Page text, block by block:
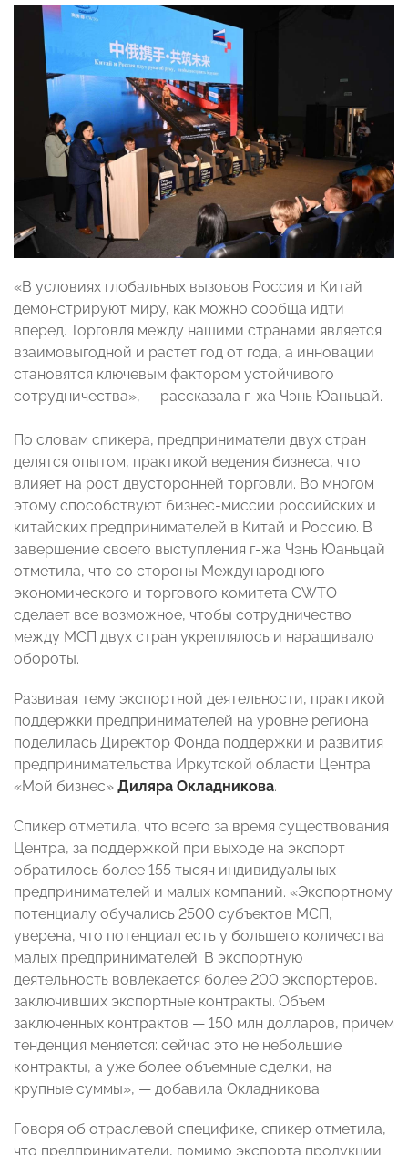
«В условиях глобальных вызовов Россия и Китай
демонстрируют миру, как можно сообща идти
вперед. Торговля между нашими странами является
взаимовыгодной и растет год от года, а инновации
становятся ключевым фактором устойчивого
сотрудничества», — рассказала г-жа Чэнь Юаньцай.
По словам спикера, предприниматели двух стран
делятся опытом, практикой ведения бизнеса, что
влияет на рост двусторонней торговли. Во многом
этому способствуют бизнес-миссии российских и
китайских предпринимателей в Китай и Россию. В
завершение своего выступления г-жа Чэнь Юаньцай
отметила, что со стороны Международного
экономического и торгового комитета CWTO
сделает все возможное, чтобы сотрудничество
между МСП двух стран укреплялось и наращивало
обороты.
Развивая тему экспортной деятельности, практикой
поддержки предпринимателей на уровне региона
поделилась Директор Фонда поддержки и развития
предпринимательства Иркутской области Центра
«Мой бизнес» Диляра Окладникова.
Спикер отметила, что всего за время существования
Центра, за поддержкой при выходе на экспорт
обратилось более 155 тысяч индивидуальных
предпринимателей и малых компаний. «Экспортному
потенциалу обучались 2500 субъектов МСП,
уверена, что потенциал есть у большего количества
малых предпринимателей. В экспортную
деятельность вовлекается более 200 экспортеров,
заключивших экспортные контракты. Объем
заключенных контрактов — 150 млн долларов, причем
тенденция меняется: сейчас это не небольшие
контракты, а уже более объемные сделки, на
крупные суммы», — добавила Окладникова.
Говоря об отраслевой специфике, спикер отметила,
что предприниматели, помимо экспорта продукции